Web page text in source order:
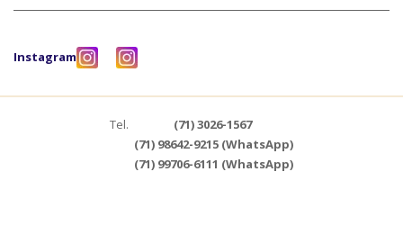
Instagram
Tel.
(71) 3026-1567
(71) 98642-9215 (WhatsApp)
(71) 99706-6111 (WhatsApp)